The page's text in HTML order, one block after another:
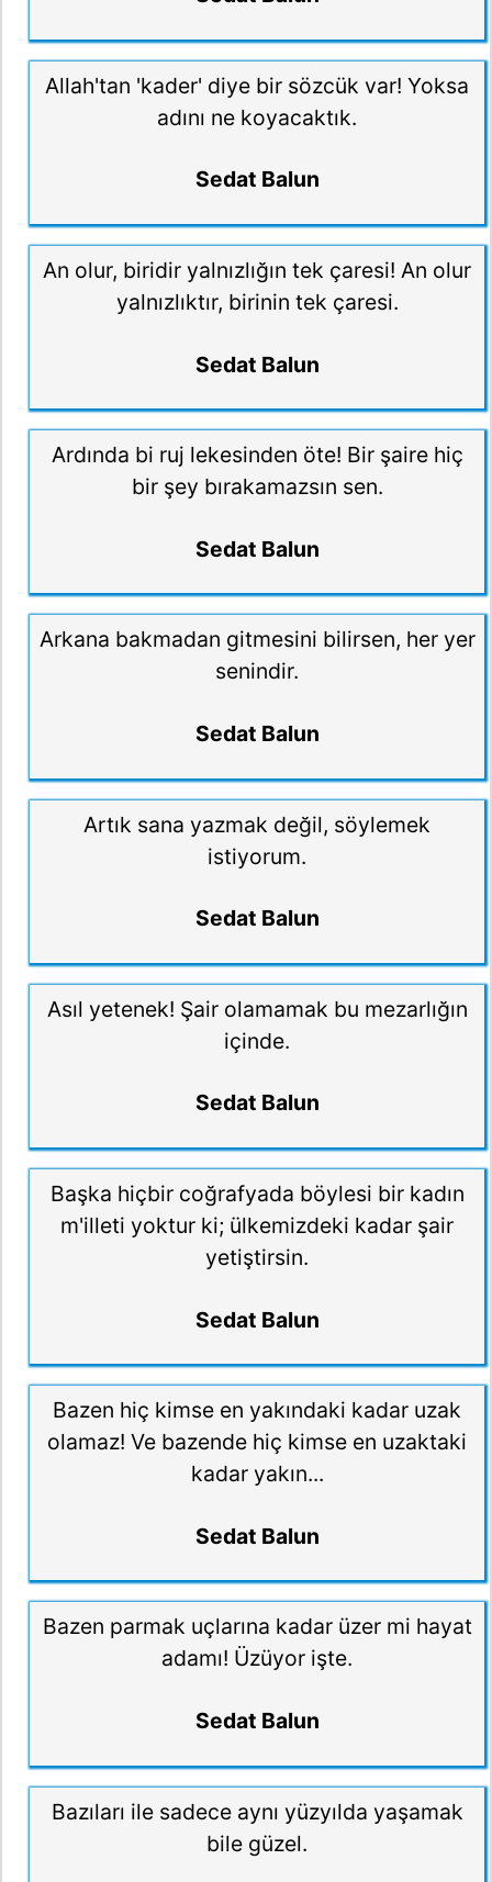
Allah'tan 'kader' diye bir sözcük var! Yoksa
adını ne koyacaktık.
Sedat Balun
An olur, biridir yalnızlığın tek çaresi! An olur
yalnızlıktır, birinin tek çaresi.
Sedat Balun
Ardında bi ruj lekesinden öte! Bir şaire hiç
bir şey bırakamazsın sen.
Sedat Balun
Arkana bakmadan gitmesini bilirsen, her yer
senindir.
Sedat Balun
Artık sana yazmak değil, söylemek
istiyorum.
Sedat Balun
Asıl yetenek! Şair olamamak bu mezarlığın
içinde.
Sedat Balun
Başka hiçbir coğrafyada böylesi bir kadın
m'illeti yoktur ki; ülkemizdeki kadar şair
yetiştirsin.
Sedat Balun
Bazen hiç kimse en yakındaki kadar uzak
olamaz! Ve bazende hiç kimse en uzaktaki
kadar yakın...
Sedat Balun
Bazen parmak uçlarına kadar üzer mi hayat
adamı! Üzüyor işte.
Sedat Balun
Bazıları ile sadece aynı yüzyılda yaşamak
bile güzel.